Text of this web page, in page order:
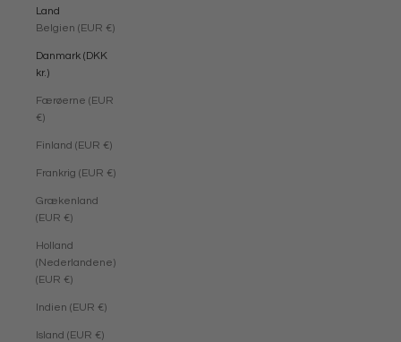
Land
Belgien (EUR €)
Danmark (DKK
kr.)
Færøerne (EUR
€)
Finland (EUR €)
Frankrig (EUR €)
Grækenland
(EUR €)
Holland
(Nederlandene)
(EUR €)
Indien (EUR €)
Island (EUR €)